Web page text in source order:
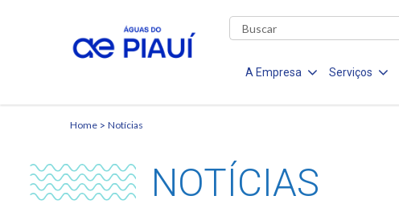
A Empresa Serviços
Home Notícias
NOTÍCIAS